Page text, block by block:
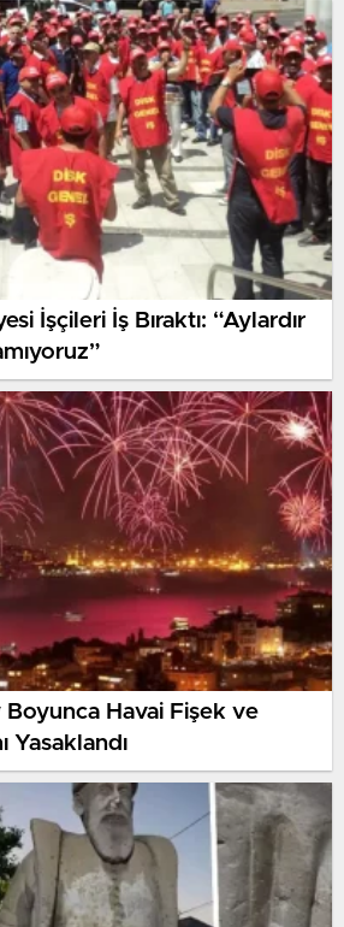
İşçileri İş Bıraktı: “Aylardır
Boyunca Havai Fişek ve
Yasaklandı